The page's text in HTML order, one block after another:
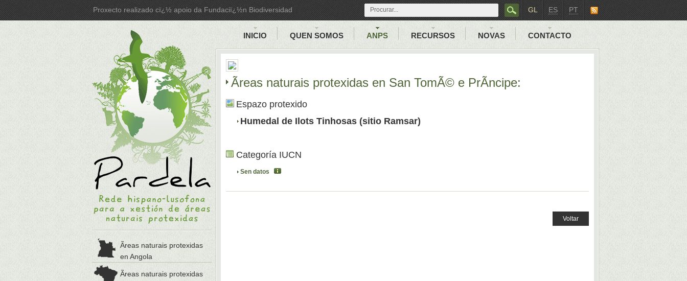
Proxecto realizado cï¿½ apoio da Fundaciï¿½n Biodiversidad PT
ES
GL
Ãreas naturais protexidas
en Angola
Ãreas naturais protexidas
INICIO QUEN SOMOS ANPS RECURSOS NOVAS CONTACTO
Ãreas naturais protexidas en San TomÃ© e PrÃ­ncipe:
Espazo protexido
Humedal de Ilots Tinhosas (sitio Ramsar)
Categoría IUCN
Sen datos
Voltar